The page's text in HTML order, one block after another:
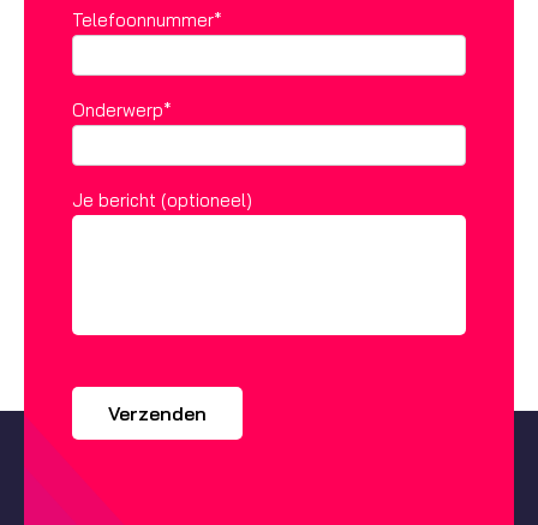
Telefoonnummer*
Onderwerp*
Je bericht (optioneel)